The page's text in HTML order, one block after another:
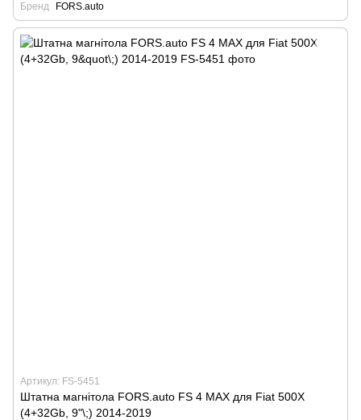
Бренд
FORS.auto
Артикул: FS-5451
Штатна магнітола FORS.auto FS 4 MAX для Fiat 500X
(4+32Gb, 9"\;) 2014-2019